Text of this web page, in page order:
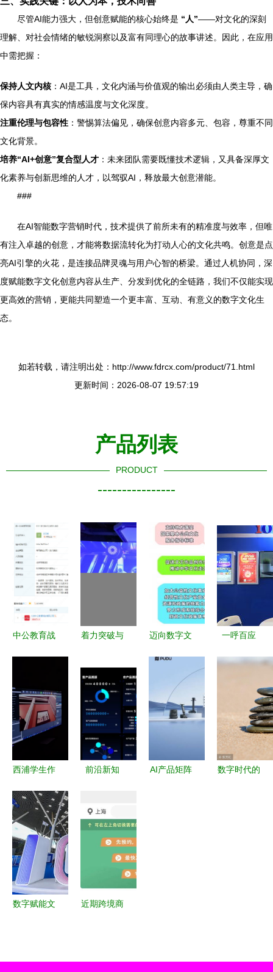
尽管AI能力强大，但创意赋能的核心始终是 “人”——对文化的深刻
理解、对社会情绪的敏锐洞察以及富有同理心的故事讲述。因此，在应用
中需把握：
保持人文内核 ：AI是工具，文化内涵与价值观的输出必须由人类主导，确
保内容具有真实的情感温度与文化深度。
注重伦理与包容性 ：警惕算法偏见，确保创意内容多元、包容，尊重不同
文化背景。
培养“AI+创意”复合型人才 ：未来团队需要既懂技术逻辑，又具备深厚文
化素养与创新思维的人才，以驾驭AI，释放最大创意潜能。
###
在AI智能数字营销时代，技术提供了前所未有的精准度与效率，但唯
有注入卓越的创意，才能将数据流转化为打动人心的文化共鸣。创意是点
亮AI引擎的火花，是连接品牌灵魂与用户心智的桥梁。通过人机协同，深
度赋能数字文化创意内容从生产、分发到优化的全链路，我们不仅能实现
更高效的营销，更能共同塑造一个更丰富、互动、有意义的数字文化生
态。
如若转载，请注明出处：http://www.fdrcx.com/product/71.html
更新时间：2026-08-07 19:57:19
产品列表
PRODUCT
----------------
中公教育战
焦数字文化
创意领域
着力突破与
程投影机的
市场裂变与
数字文化创
意内容应用
服务
迈向数字文
2017年文
化领域成就
一呼百应
创意产业博
览会——数
字文化创意
内容应用服
务的新篇章
西浦学生作
国大学生虚
拟策展大赛
荣获大奖
数字文化创
意内容应用
服务的崭新
前沿新知
的5G时代
电商创新应
用及数字文
化内容服务
AI产品矩阵
数字时代的
数字赋能文
近期跨境商